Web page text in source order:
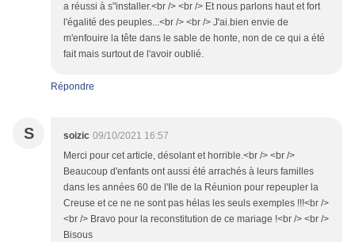
a réussi à s"installer.<br /> <br /> Et nous parlons haut et fort
l'égalité des peuples...<br /> <br /> J'ai.bien envie de
m'enfouire la tête dans le sable de honte, non de ce qui a été
fait mais surtout de l'avoir oublié.
Répondre
S soizic 09/10/2021 16:57
Merci pour cet article, désolant et horrible.<br /> <br />
Beaucoup d'enfants ont aussi été arrachés à leurs familles
dans les années 60 de l'Ile de la Réunion pour repeupler la
Creuse et ce ne ne sont pas hélas les seuls exemples !!!<br />
<br /> Bravo pour la reconstitution de ce mariage !<br /> <br />
Bisous